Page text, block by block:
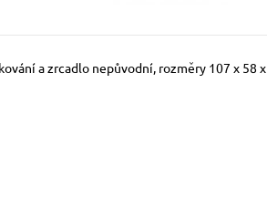
a zrcadlo nepůvodní, rozměry 107 x 58 x